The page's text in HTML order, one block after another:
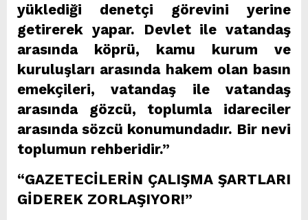
yüklediği denetçi görevini yerine
getirerek yapar. Devlet ile vatandaş
arasında köprü, kamu kurum ve
kuruluşları arasında hakem olan basın
emekçileri, vatandaş ile vatandaş
arasında gözcü, toplumla idareciler
arasında sözcü konumundadır. Bir nevi
toplumun rehberidir.”
“GAZETECİLERİN ÇALIŞMA ŞARTLARI
GİDEREK ZORLAŞIYOR!”